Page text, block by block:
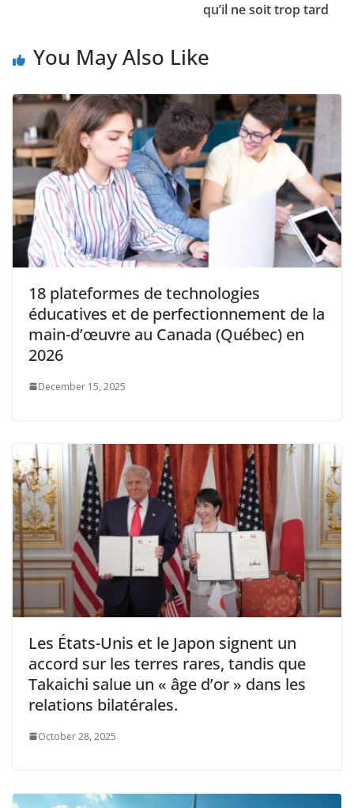
qu’il ne soit trop tard
You May Also Like
18 plateformes de technologies
éducatives et de perfectionnement de la
main-d’œuvre au Canada (Québec) en
2026
December 15, 2025
Les États-Unis et le Japon signent un
accord sur les terres rares, tandis que
Takaichi salue un « âge d’or » dans les
relations bilatérales.
October 28, 2025